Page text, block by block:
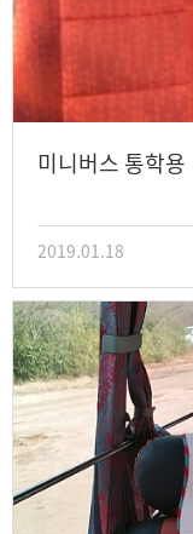
미니버스 통학용
2019.01.18